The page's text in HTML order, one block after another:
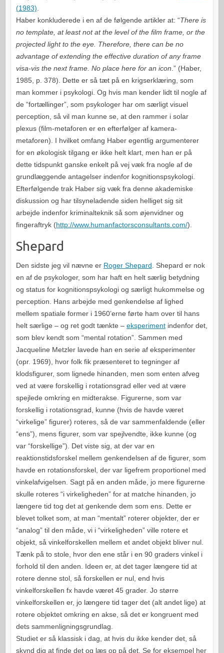
(1983)
Haber konkluderede i en af de følgende artikler at: “There is
no template, at least not at the level of the film frame, or the
projected light to the eye. Therefore, there can be no
advantage of extending the effective duration of any frame
visa-vis the next frame. No place here for an icon .” (Haber,
1985, p. 378). Dette er så tæt på en krigserklæring, som
man kommer i psykologi. Og hvis man kender lidt til nogle af
de “fortællinger”, som psykologer har om særligt visuel
perception, så vil man kunne se, at den rammer i solar
plexus (film-metaforen er en efterfølger af kamera-
metaforen). I hvilket omfang Haber egentlig argumenterer
for en økologisk tilgang er ikke helt klart, men han er på
dette tidspunkt ganske enkelt på vej væk fra nogle af de
grundlæggende antagelser indenfor kognitionspsykologi.
Efterfølgende trak Haber sig væk fra denne akademiske
diskussion og har tilsyneladende siden helliget sig sit
arbejde indenfor kriminalteknik så som øjenvidner og
fingeraftryk (http://www.humanfactorsconsultants.com/).
Shepard
Den sidste jeg vil nævne er Roger Shepard . Shepard er nok
en af de psykologer, som har haft en helt særlig betydning
og status for kognitionspsykologi og særligt hukommelse og
perception. Hans arbejde med genkendelse af lighed
mellem spatiale former i 1960’erne førte ham over til hans
helt særlige – og ret godt tænkte – eksperimentindenfor det,
som blev kendt som “mental rotation”. Sammen med
Jacqueline Metzler lavede han en serie af eksperimenter
(opr. 1969), hvor folk fik præsenteret to tegninger af
klodsfigurer, som lignede hinanden, men som enten afveg
ved at være forskellig i rotationsgrad eller ved at være
spejlede omkring en midterakse. Figurerne, som var
forskellig i rotationsgrad, kunne (hvis de havde været
“virkelige” figurer) roteres, så de var sammenfaldende (eller
“ens”), mens figurer, som var spejlvendte, ikke kunne (og
var “forskellige”). Det viste sig, at der var en
reaktionstidsforskel mellem genkendelsen af de figurer, som
havde en rotationsforskel, der var ligefrem proportionel med
vinkelafvigelsen. Sagt på en anden måde, jo mere figurerne
skulle roteres “i virkeligheden” for at matche hinanden, jo
længere tid tog det at genkende dem som ens. Dette er
blevet tolket som, at man “mentalt” roterer objekter, der er
“analog” til den måde, vi i “virkeligheden” ville rotere et
objekt, så vinkelforskellen mellem et andet objekt bliver nul.
Tænk på to stole, hvor den ene står i en 90 graders vinkel i
forhold til den anden. Ideen er, at det tager længere tid at
rotere denne stol, så forskellen er nul, end hvis
vinkelforskellen fx havde været 45 grader. Jo større
vinkelforskellen er, jo længere tid tager det (alt andet lige) at
rotere objektet omkring en akse, så det er kongruent med
dets sammenligningsgrundlag.
Studiet er så klassisk i dag, at hvis du ikke kender det, så
skynd dig at finde det og læs op på det. Se for eksempel her